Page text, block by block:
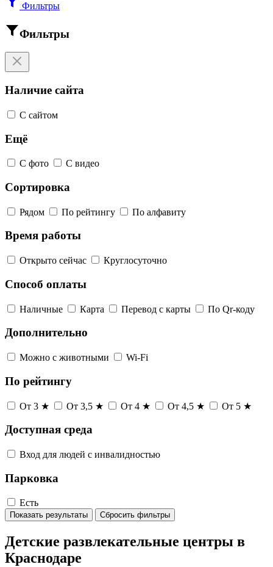
Фильтры
Фильтры
Наличие сайта
С сайтом
Ещё
С фото С видео
Сортировка
Рядом По рейтингу По алфавиту
Время работы
Открыто сейчас Круглосуточно
Способ оплаты
Наличные Карта Перевод с карты По Qr-коду
Дополнительно
Можно с животными Wi-Fi
По рейтингу
От 3 ★ От 3,5 ★ От 4 ★ От 4,5 ★ От 5 ★
Доступная среда
Вход для людей с инвалидностью
Парковка
Есть
Показать результаты Сбросить фильтры
Детские развлекательные центры в
Краснодаре